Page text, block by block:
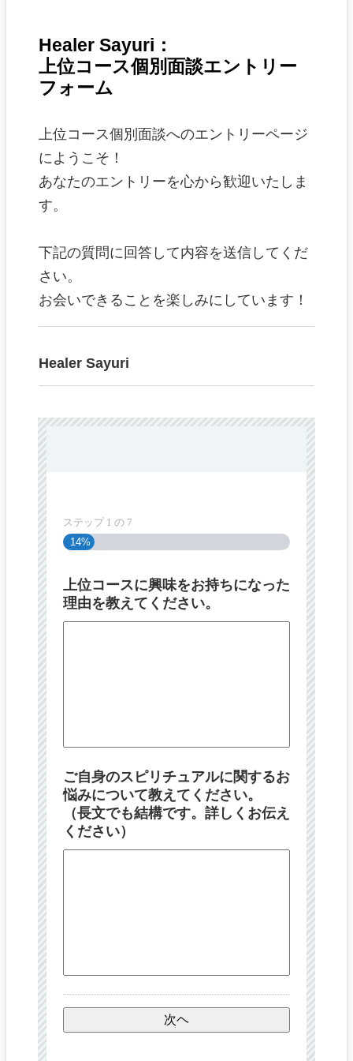
Healer Sayuri：
上位コース個別面談エントリー
フォーム
上位コース個別面談へのエントリーページ
にようこそ！
あなたのエントリーを心から歓迎いたしま
す。
下記の質問に回答して内容を送信してくだ
さい。
お会いできることを楽しみにしています！
Healer Sayuri
ステップ 1 の 7
14%
上位コースに興味をお持ちになった
理由を教えてください。
ご自身のスピリチュアルに関するお
悩みについて教えてください。
（長文でも結構です。詳しくお伝え
ください）